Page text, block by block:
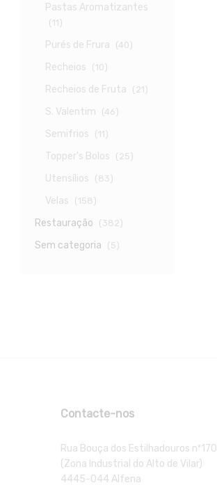
Pastas Aromatizantes
(11)
Purés de Frura (40)
Recheios (10)
Recheios de Fruta (21)
S. Valentim (46)
Semifrios (11)
Topper's Bolos (25)
Utensílios (83)
Velas (158)
Restauração (382)
Sem categoria (5)
Contacte-nos
Rua Bouça dos Estilhadouros nº170
(Zona Industrial do Alto de Vilar)
4445-044 Alfena